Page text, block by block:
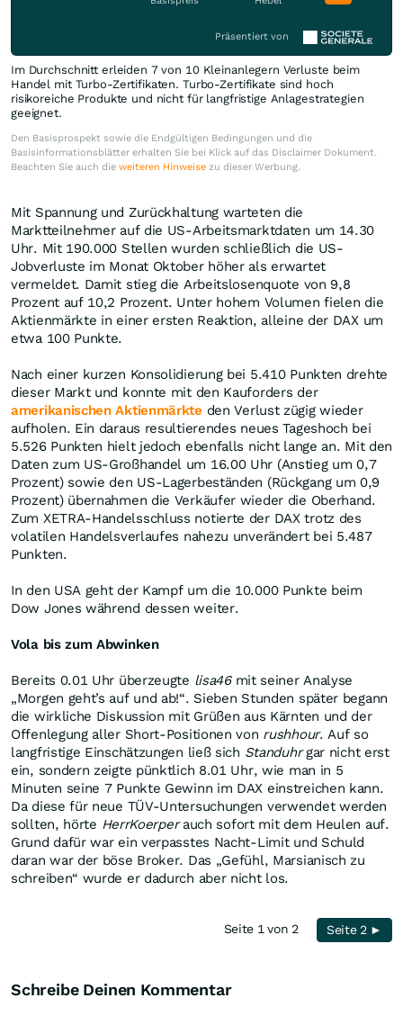
Präsentiert von
Im Durchschnitt erleiden 7 von 10 Kleinanlegern Verluste beim
Handel mit Turbo-Zertifikaten. Turbo-Zertifikate sind hoch
risikoreiche Produkte und nicht für langfristige Anlagestrategien
geeignet.
Den Basisprospekt sowie die Endgültigen Bedingungen und die
Basisinformationsblätter erhalten Sie bei Klick auf das Disclaimer Dokument.
Beachten Sie auch die weiteren Hinweise zu dieser Werbung.
Mit Spannung und Zurückhaltung warteten die
Marktteilnehmer auf die US-Arbeitsmarktdaten um 14.30
Uhr. Mit 190.000 Stellen wurden schließlich die US-
Jobverluste im Monat Oktober höher als erwartet
vermeldet. Damit stieg die Arbeitslosenquote von 9,8
Prozent auf 10,2 Prozent. Unter hohem Volumen fielen die
Aktienmärkte in einer ersten Reaktion, alleine der DAX um
etwa 100 Punkte.
Nach einer kurzen Konsolidierung bei 5.410 Punkten drehte
dieser Markt und konnte mit den Kauforders der
amerikanischen Aktienmärkte den Verlust zügig wieder
aufholen. Ein daraus resultierendes neues Tageshoch bei
5.526 Punkten hielt jedoch ebenfalls nicht lange an. Mit den
Daten zum US-Großhandel um 16.00 Uhr (Anstieg um 0,7
Prozent) sowie den US-Lagerbeständen (Rückgang um 0,9
Prozent) übernahmen die Verkäufer wieder die Oberhand.
Zum XETRA-Handelsschluss notierte der DAX trotz des
volatilen Handelsverlaufes nahezu unverändert bei 5.487
Punkten.
In den USA geht der Kampf um die 10.000 Punkte beim
Dow Jones während dessen weiter.
Vola bis zum Abwinken
Bereits 0.01 Uhr überzeugte lisa46mit seiner Analyse
„Morgen geht’s auf und ab!“. Sieben Stunden später begann
die wirkliche Diskussion mit Grüßen aus Kärnten und der
Offenlegung aller Short-Positionen von rushhour. Auf so
langfristige Einschätzungen ließ sich Standuhrgar nicht erst
ein, sondern zeigte pünktlich 8.01 Uhr, wie man in 5
Minuten seine 7 Punkte Gewinn im DAX einstreichen kann.
Da diese für neue TÜV-Untersuchungen verwendet werden
sollten, hörte HerrKoerperauch sofort mit dem Heulen auf.
Grund dafür war ein verpasstes Nacht-Limit und Schuld
daran war der böse Broker. Das „Gefühl, Marsianisch zu
schreiben“ wurde er dadurch aber nicht los.
Seite 1 von 2 Seite 2 ►
Schreibe Deinen Kommentar